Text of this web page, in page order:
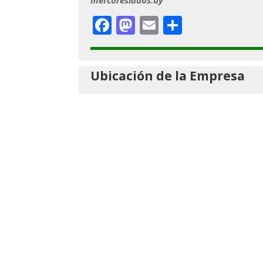
Facebook
Mastodon
Email
Ubicación de la Empresa